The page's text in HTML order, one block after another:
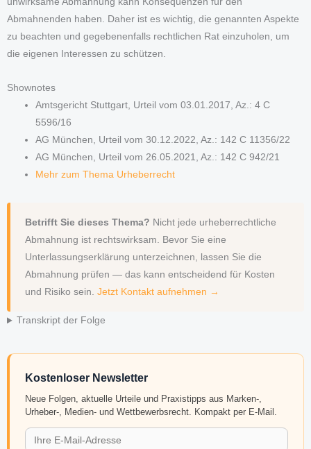
Abmahnenden haben. Daher ist es wichtig, die genannten Aspekte
zu beachten und gegebenenfalls rechtlichen Rat einzuholen, um
die eigenen Interessen zu schützen.
Shownotes
Amtsgericht Stuttgart, Urteil vom 03.01.2017, Az.: 4 C
5596/16
AG München, Urteil vom 30.12.2022, Az.: 142 C 11356/22
AG München, Urteil vom 26.05.2021, Az.: 142 C 942/21
Mehr zum Thema Urheberrecht
Betrifft Sie dieses Thema? Nicht jede urheberrechtliche
Abmahnung ist rechtswirksam. Bevor Sie eine
Unterlassungserklärung unterzeichnen, lassen Sie die
Abmahnung prüfen — das kann entscheidend für Kosten
und Risiko sein. Jetzt Kontakt aufnehmen →
Transkript der Folge
Kostenloser Newsletter
Neue Folgen, aktuelle Urteile und Praxistipps aus Marken-,
Urheber-, Medien- und Wettbewerbsrecht. Kompakt per E-Mail.